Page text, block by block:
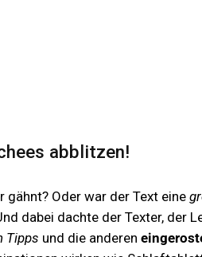
abblitzen!
gähnt? Oder war der Text eine
dabei dachte der Texter, der
Tipps und die anderen